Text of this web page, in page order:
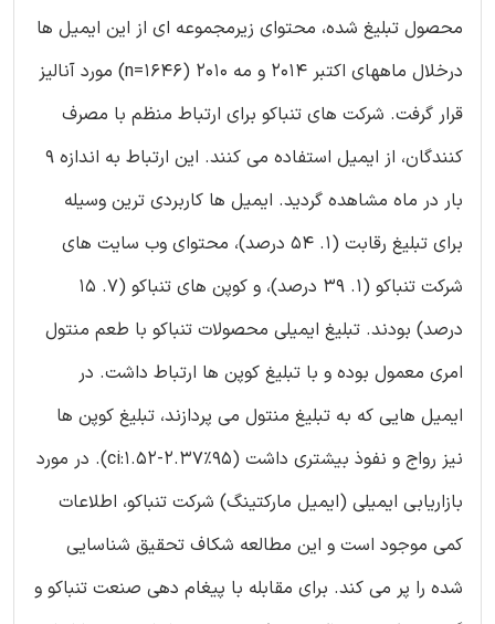
محصول تبلیغ شده، محتوای زیرمجموعه ای از این ایمیل ها
درخلال ماههای اکتبر 2014 و مه 2010 (n=1646) مورد آنالیز
قرار گرفت. شرکت های تنباکو برای ارتباط منظم با مصرف
کنندگان، از ایمیل استفاده می کنند. این ارتباط به اندازه 9
بار در ماه مشاهده گردید. ایمیل ها کاربردی ترین وسیله
برای تبلیغ رقابت (1. 54 درصد)، محتوای وب سایت های
شرکت تنباکو (1. 39 درصد)، و کوپن های تنباکو (7. 15
درصد) بودند. تبلیغ ایمیلی محصولات تنباکو با طعم منتول
امری معمول بوده و با تبلیغ کوپن ها ارتباط داشت. در
ایمیل هایی که به تبلیغ منتول می پردازند، تبلیغ کوپن ها
نیز رواج و نفوذ بیشتری داشت (95%ci:1.52-2.37). در مورد
بازاریابی ایمیلی (ایمیل مارکتینگ) شرکت تنباکو، اطلاعات
کمی موجود است و این مطالعه شکاف تحقیق شناسایی
شده را پر می کند. برای مقابله با پیغام دهی صنعت تنباکو و